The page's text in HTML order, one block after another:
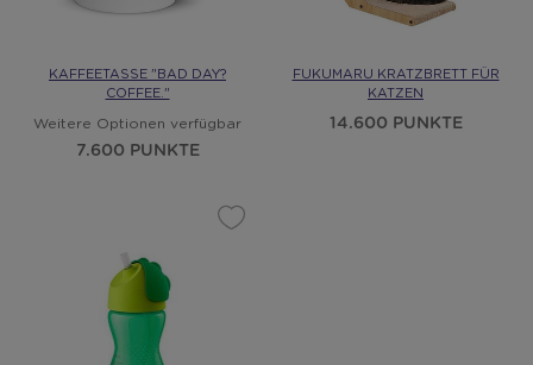
KAFFEETASSE "BAD DAY?
COFFEE."
Weitere Optionen verfügbar
7.600 PUNKTE
FUKUMARU KRATZBRETT FÜR
KATZEN
14.600 PUNKTE